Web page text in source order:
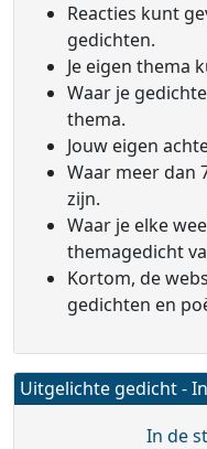
Reacties kunt
gedichten.
Je eigen thema
Waar je
thema.
Jouw eigen
Waar meer dan
zijn.
Waar je elke
themagedicht
Kortom, de
gedichten en
Uitgelichte gedicht -
In de